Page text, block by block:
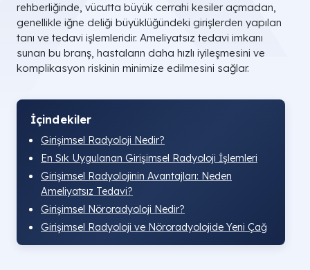
rehberliğinde, vücutta büyük cerrahi kesiler açmadan,
genellikle iğne deliği büyüklüğündeki girişlerden yapılan
tanı ve tedavi işlemleridir. Ameliyatsız tedavi imkanı
sunan bu branş, hastaların daha hızlı iyileşmesini ve
komplikasyon riskinin minimize edilmesini sağlar.
İçindekiler
Girişimsel Radyoloji Nedir?
En Sık Uygulanan Girişimsel Radyoloji İşlemleri
Girişimsel Radyolojinin Avantajları: Neden
Ameliyatsız Tedavi?
Girişimsel Nöroradyoloji Nedir?
Girişimsel Radyoloji ve Nöroradyolojide Yeni Çağ